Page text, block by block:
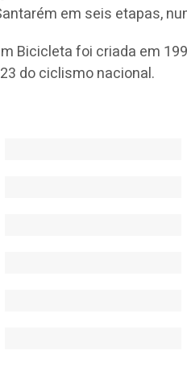
em seis etapas,
Bicicleta foi criada em
do ciclismo nacional.